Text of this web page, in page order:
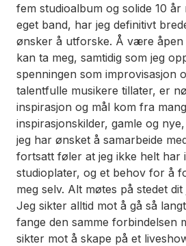
fem studioalbum og solide 10
eget band, har jeg definitivt
ønsker å utforske. Å være
kan ta meg, samtidig som jeg
spenningen som improvisasjon
talentfulle musikere tillater, er
inspirasjon og mål kom fra
inspirasjonskilder, gamle og
jeg har ønsket å samarbeide
fortsatt føler at jeg ikke helt har
studioplater, og et behov for å
meg selv. Alt møtes på stedet
Jeg sikter alltid mot å gå så
fange den samme forbindelsen
sikter mot å skape på et